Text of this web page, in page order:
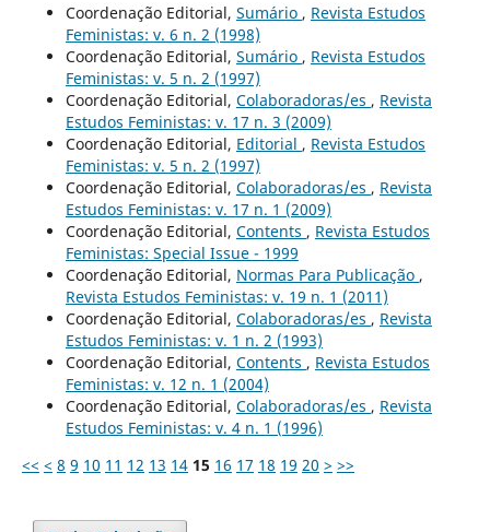
Coordenação Editorial, Sumário , Revista Estudos
Feministas: v. 6 n. 2 (1998)
Coordenação Editorial, Sumário , Revista Estudos
Feministas: v. 5 n. 2 (1997)
Coordenação Editorial, Colaboradoras/es , Revista
Estudos Feministas: v. 17 n. 3 (2009)
Coordenação Editorial, Editorial , Revista Estudos
Feministas: v. 5 n. 2 (1997)
Coordenação Editorial, Colaboradoras/es , Revista
Estudos Feministas: v. 17 n. 1 (2009)
Coordenação Editorial, Contents , Revista Estudos
Feministas: Special Issue - 1999
Coordenação Editorial, Normas Para Publicação ,
Revista Estudos Feministas: v. 19 n. 1 (2011)
Coordenação Editorial, Colaboradoras/es , Revista
Estudos Feministas: v. 1 n. 2 (1993)
Coordenação Editorial, Contents , Revista Estudos
Feministas: v. 12 n. 1 (2004)
Coordenação Editorial, Colaboradoras/es , Revista
Estudos Feministas: v. 4 n. 1 (1996)
<< < 8 9 10 11 12 13 14 15 16 17 18 19 20 > >>